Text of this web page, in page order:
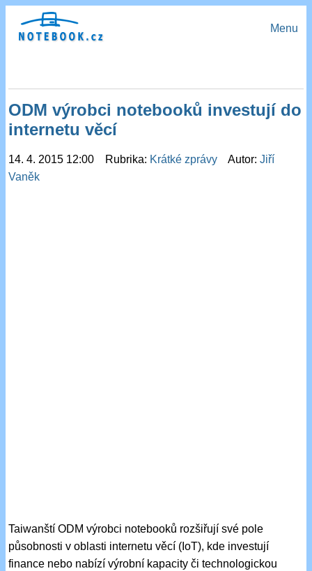
Menu
ODM výrobci notebooků investují do
internetu věcí
14. 4. 2015 12:00 Rubrika: Krátké zprávy Autor:Jiří
Vaněk
Taiwanští ODM výrobci notebooků rozšiřují své pole
působnosti v oblasti internetu věcí (IoT), kde investují
finance nebo nabízí výrobní kapacity či technologickou